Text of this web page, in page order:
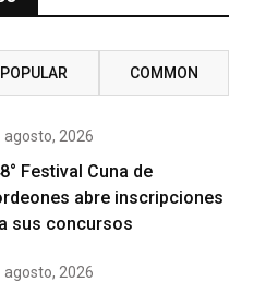
POPULAR COMMON
agosto, 2026
Festival Cuna de
abre inscripciones
sus concursos
agosto, 2026